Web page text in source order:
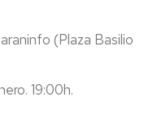
(Plaza Basilio
19:00h.